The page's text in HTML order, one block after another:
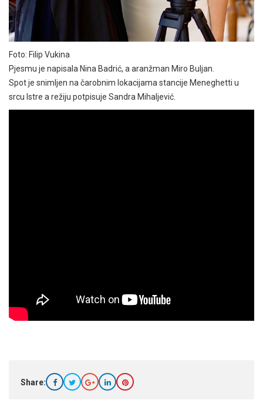
Foto: Filip Vukina
Pjesmu je napisala Nina Badrić, a aranžman Miro Buljan.
Spot je snimljen na čarobnim lokacijama stancije Meneghetti u
srcu Istre a režiju potpisuje Sandra Mihaljević.
Share: